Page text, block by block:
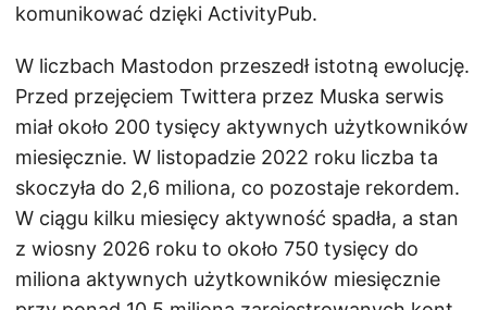
komunikować dzięki ActivityPub.
W liczbach Mastodon przeszedł istotną ewolucję.
Przed przejęciem Twittera przez Muska serwis
miał około 200 tysięcy aktywnych użytkowników
miesięcznie. W listopadzie 2022 roku liczba ta
skoczyła do 2,6 miliona, co pozostaje rekordem.
W ciągu kilku miesięcy aktywność spadła, a stan
z wiosny 2026 roku to około 750 tysięcy do
miliona aktywnych użytkowników miesięcznie